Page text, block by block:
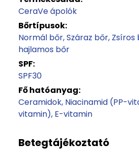
CeraVe ápolók
Bőrtípusok:
Normál bőr Száraz bőr Zsíros
hajlamos bőr
SPF:
SPF30
Fő hatóanyag:
Ceramidok Niacinamid (PP-
vitamin) E-vitamin
Betegtájékoztató